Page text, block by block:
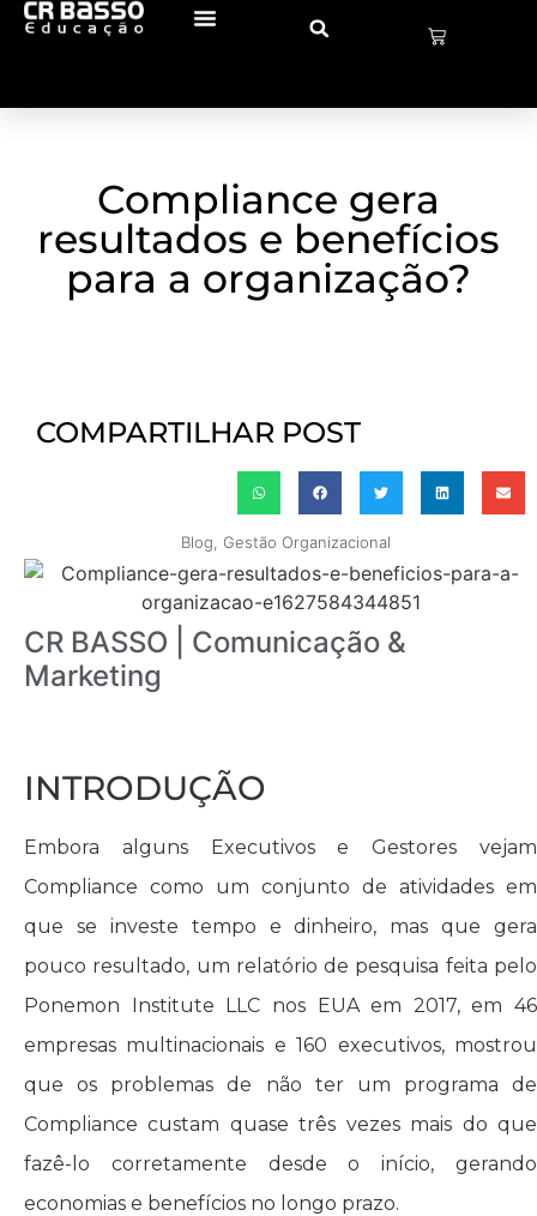
Compliance gera
resultados e benefícios
para a organização?
COMPARTILHAR POST
Blog Gestão Organizacional
CR BASSO | Comunicação &
Marketing
INTRODUÇÃO
Embora alguns Executivos e Gestores vejam
Compliance como um conjunto de atividades em
que se investe tempo e dinheiro, mas que gera
pouco resultado, um relatório de pesquisa feita pelo
Ponemon Institute LLC nos EUA em 2017, em 46
empresas multinacionais e 160 executivos, mostrou
que os problemas de não ter um programa de
Compliance custam quase três vezes mais do que
fazê-lo corretamente desde o início, gerando
economias e benefícios no longo prazo.